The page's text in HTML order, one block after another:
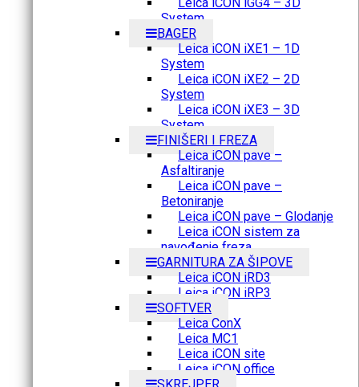
System
BAGER
Leica iCON iXE1 – 1D
System
Leica iCON iXE2 – 2D
System
Leica iCON iXE3 – 3D
System
FINIŠERI I FREZA
Leica iCON pave –
Asfaltiranje
Leica iCON pave –
Betoniranje
Leica iCON pave – Glodanje
Leica iCON sistem za
navođenje freza
GARNITURA ZA ŠIPOVE
Leica iCON iRD3
Leica iCON iRP3
SOFTVER
Leica ConX
Leica MC1
Leica iCON site
Leica iCON office